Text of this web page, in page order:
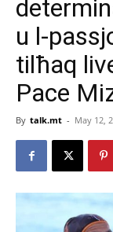
u l-
tilħaq
Pace
By talk.mt - May 12,